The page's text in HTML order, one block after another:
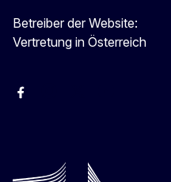
Betreiber der Website:
Vertretung in Österreich
Facebook